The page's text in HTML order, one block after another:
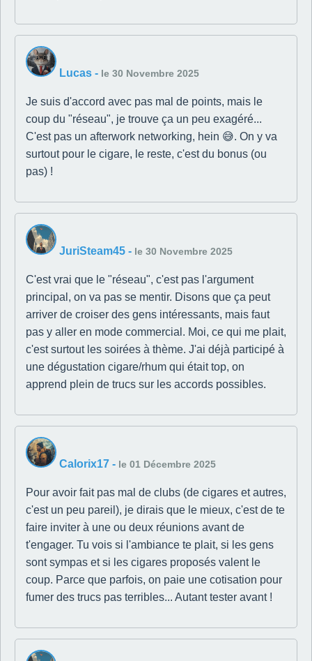
Lucas - le 30 Novembre 2025
Je suis d'accord avec pas mal de points, mais le
coup du "réseau", je trouve ça un peu exagéré...
C'est pas un afterwork networking, hein 😅. On y va
surtout pour le cigare, le reste, c'est du bonus (ou
pas) !
JuriSteam45 - le 30 Novembre 2025
C'est vrai que le "réseau", c'est pas l'argument
principal, on va pas se mentir. Disons que ça peut
arriver de croiser des gens intéressants, mais faut
pas y aller en mode commercial. Moi, ce qui me plait,
c'est surtout les soirées à thème. J'ai déjà participé à
une dégustation cigare/rhum qui était top, on
apprend plein de trucs sur les accords possibles.
Calorix17 - le 01 Décembre 2025
Pour avoir fait pas mal de clubs (de cigares et autres,
c'est un peu pareil), je dirais que le mieux, c'est de te
faire inviter à une ou deux réunions avant de
t'engager. Tu vois si l'ambiance te plait, si les gens
sont sympas et si les cigares proposés valent le
coup. Parce que parfois, on paie une cotisation pour
fumer des trucs pas terribles... Autant tester avant !